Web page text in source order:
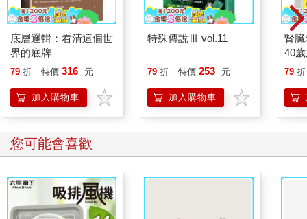
底層邏輯：看清這個世
界的底牌
79 折 特價 316 元
加入購物車
特殊傳說Ⅲ vol.11
79 折 特價 253 元
加入購物車
腎
40
就
79 折
您可能會喜歡